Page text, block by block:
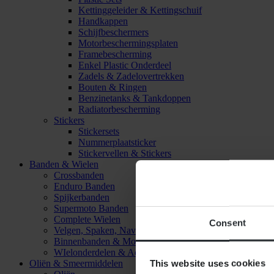
Consent
This website uses cookies
Kettinggeleider & Kettingschuif
Handkappen
Schijfbeschermers
Motorbeschermingsplaten
Framebescherming
Enkel Plastic Onderdeel
Zadels & Zadelovertrekken
Bouten & Ringen
Benzinetanks & Tankdoppen
Radiatorbescherming
Stickers
Stickersets
Nummerplaatsticker
Stickervellen & Stickers
Banden & Wielen
Crossbanden
Enduro Banden
Spijkerbanden
Supermoto Banden
Complete Wielen
Velgen, Spaken, Naven & Lagers
Binnenbanden & Mousses
WIelonderdelen & Accessoires
Oliën & Smeermiddelen